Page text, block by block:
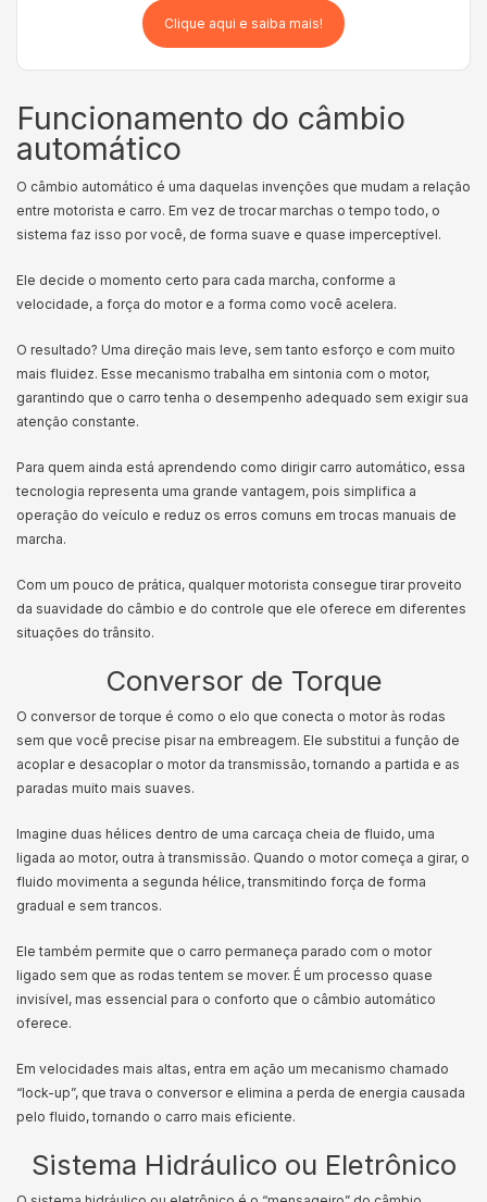
Clique aqui e saiba mais!
Funcionamento do câmbio
automático
O câmbio automático é uma daquelas invenções que mudam a relação
entre motorista e carro. Em vez de trocar marchas o tempo todo, o
sistema faz isso por você, de forma suave e quase imperceptível.
Ele decide o momento certo para cada marcha, conforme a
velocidade, a força do motor e a forma como você acelera.
O resultado? Uma direção mais leve, sem tanto esforço e com muito
mais fluidez. Esse mecanismo trabalha em sintonia com o motor,
garantindo que o carro tenha o desempenho adequado sem exigir sua
atenção constante.
Para quem ainda está aprendendo como dirigir carro automático, essa
tecnologia representa uma grande vantagem, pois simplifica a
operação do veículo e reduz os erros comuns em trocas manuais de
marcha.
Com um pouco de prática, qualquer motorista consegue tirar proveito
da suavidade do câmbio e do controle que ele oferece em diferentes
situações do trânsito.
Conversor de Torque
O conversor de torque é como o elo que conecta o motor às rodas
sem que você precise pisar na embreagem. Ele substitui a função de
acoplar e desacoplar o motor da transmissão, tornando a partida e as
paradas muito mais suaves.
Imagine duas hélices dentro de uma carcaça cheia de fluido, uma
ligada ao motor, outra à transmissão. Quando o motor começa a girar, o
fluido movimenta a segunda hélice, transmitindo força de forma
gradual e sem trancos.
Ele também permite que o carro permaneça parado com o motor
ligado sem que as rodas tentem se mover. É um processo quase
invisível, mas essencial para o conforto que o câmbio automático
oferece.
Em velocidades mais altas, entra em ação um mecanismo chamado
“lock-up”, que trava o conversor e elimina a perda de energia causada
pelo fluido, tornando o carro mais eficiente.
Sistema Hidráulico ou Eletrônico